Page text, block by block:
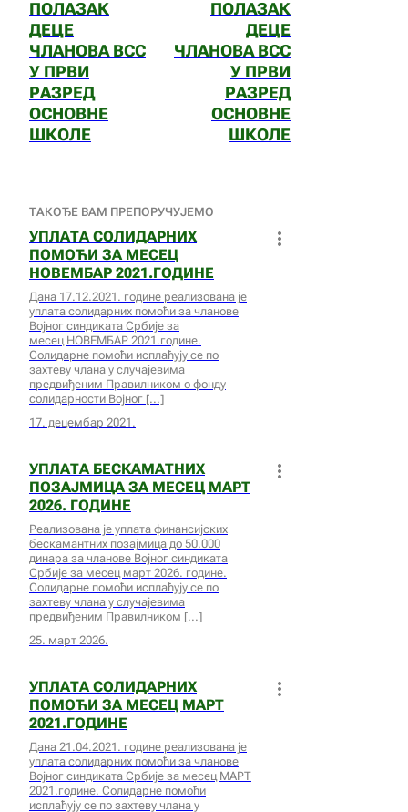
ПОЛАЗАК
ДЕЦЕ
ЧЛАНОВА ВСС
У ПРВИ
РАЗРЕД
ОСНОВНЕ
ШКОЛЕ
ПОЛАЗАК
ДЕЦЕ
ЧЛАНОВА ВСС
У ПРВИ
РАЗРЕД
ОСНОВНЕ
ШКОЛЕ
ТАКОЂЕ ВАМ ПРЕПОРУЧУЈЕМО
УПЛАТА СОЛИДАРНИХ
ПОМОЋИ ЗА МЕСЕЦ
НОВЕМБАР 2021.ГОДИНЕ
Дана 17.12.2021. године реализована је
уплата солидарних помоћи за чланове
Војног синдиката Србије за
месец НОВЕМБАР 2021.године.
Солидарне помоћи исплаћују се по
захтеву члана у случајевима
предвиђеним Правилником о фонду
солидарности Војног
17. децембар 2021.
УПЛАТА БЕСКАМАТНИХ
ПОЗАЈМИЦА ЗА МЕСЕЦ МАРТ
2026. ГОДИНЕ
Реализована је уплата финансијских
бескамантних позајмица до 50.000
динара за чланове Војног синдиката
Србије за месец март 2026. године.
Солидарне помоћи исплаћују се по
захтеву члана у случајевима
предвиђеним Правилником
25. март 2026.
УПЛАТА СОЛИДАРНИХ
ПОМОЋИ ЗА МЕСЕЦ МАРТ
2021.ГОДИНЕ
Дана 21.04.2021. године реализована је
уплата солидарних помоћи за чланове
Војног синдиката Србије за месец МАРТ
2021.године. Солидарне помоћи
исплаћују се по захтеву члана у